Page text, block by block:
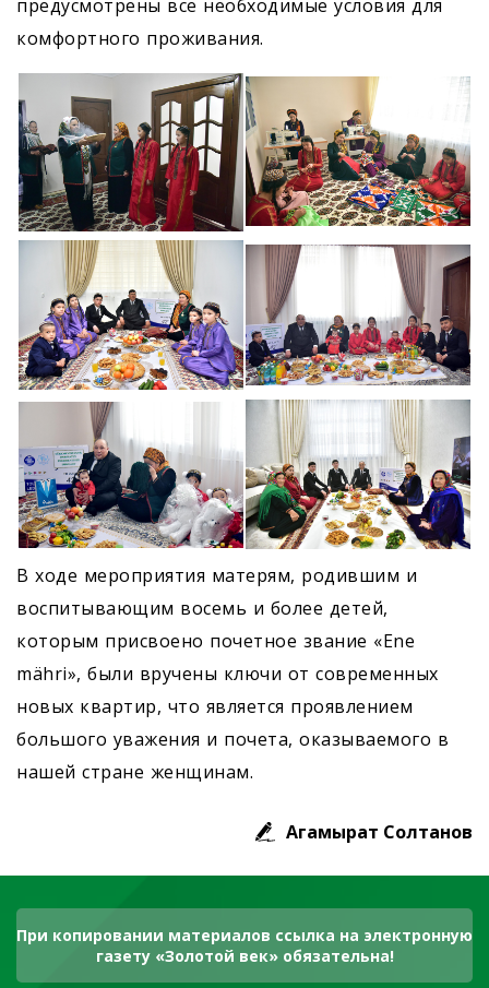
предусмотрены все необходимые условия для
комфортного проживания.
В ходе мероприятия матерям, родившим и
воспитывающим восемь и более детей,
которым присвоено почетное звание «Ene
mähri», были вручены ключи от современных
новых квартир, что является проявлением
большого уважения и почета, оказываемого в
нашей стране женщинам.
Агамырат Солтанов
При копировании материалов ссылка на электронную
газету «Золотой век» обязательна!